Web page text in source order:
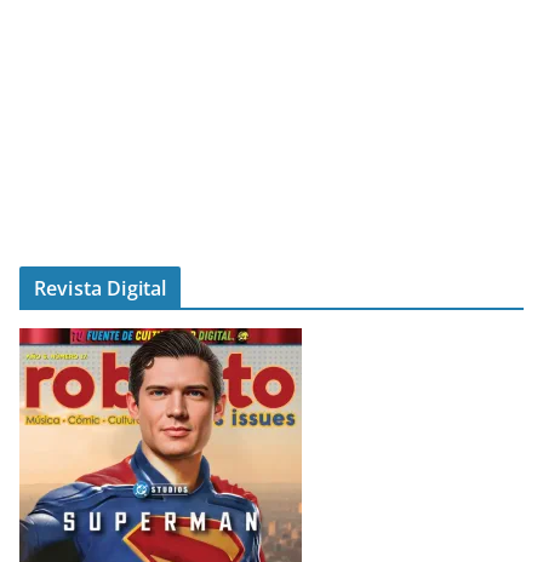
Revista Digital